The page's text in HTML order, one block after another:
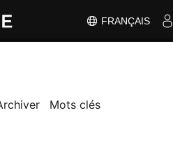
FRANÇAIS
Mots clés